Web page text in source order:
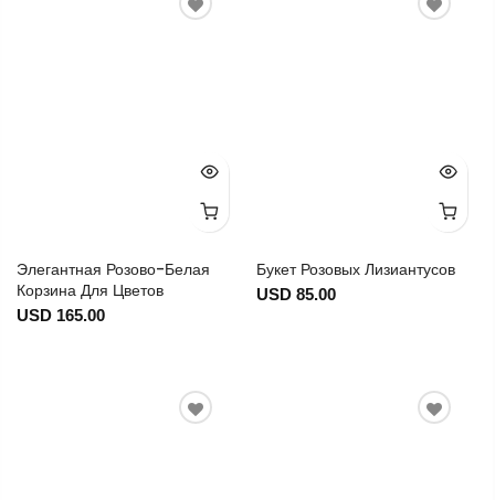
Элегантная Розово-Белая
Корзина Для Цветов
USD 165.00
Букет Розовых Лизиантусов
USD 85.00